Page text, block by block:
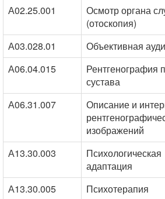
А02.25.001
Осмотр органа
(отоскопия)
А03.028.01 Объективная
А06.04.015
Рентгенография
сустава
А06.31.007
Описание и
изображений
А13.30.003
Психологическая
адаптация
А13.30.005 Психотерапия